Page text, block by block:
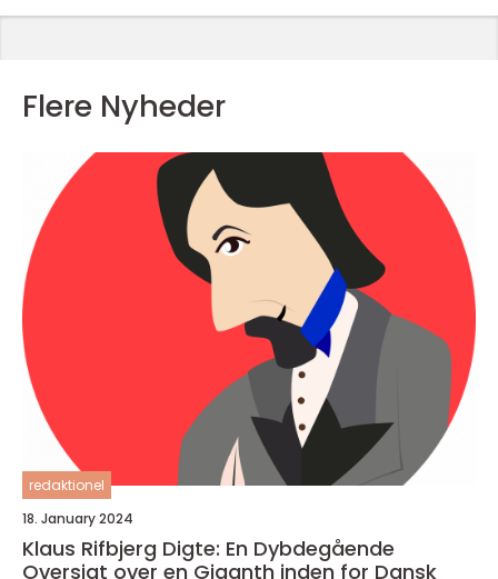
Flere Nyheder
redaktionel
18. January 2024
Klaus Rifbjerg Digte: En Dybdegående
Oversigt over en Giganth inden for Dansk